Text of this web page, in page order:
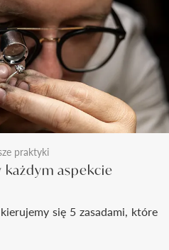
praktyki
każdym aspekcie
się 5 zasadami, które